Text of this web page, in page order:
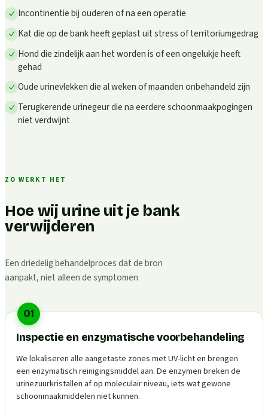
Incontinentie bij ouderen of na een operatie
Kat die op de bank heeft geplast uit stress of territoriumgedrag
Hond die zindelijk aan het worden is of een ongelukje heeft
gehad
Oude urinevlekken die al weken of maanden onbehandeld zijn
Terugkerende urinegeur die na eerdere schoonmaakpogingen
niet verdwijnt
ZO WERKT HET
Hoe wij urine uit je bank
verwijderen
Een driedelig behandelproces dat de bron
aanpakt, niet alleen de symptomen
01
Inspectie en enzymatische voorbehandeling
We lokaliseren alle aangetaste zones met UV-licht en brengen
een enzymatisch reinigingsmiddel aan. De enzymen breken de
urinezuurkristallen af op moleculair niveau, iets wat gewone
schoonmaakmiddelen niet kunnen.